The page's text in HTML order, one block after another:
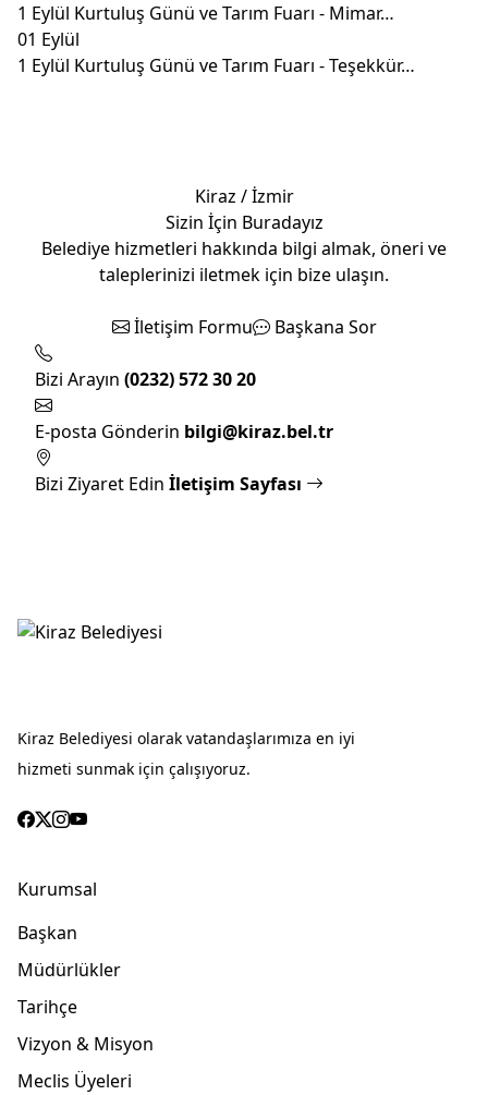
1 Eylül Kurtuluş Günü ve Tarım Fuarı - Mimar…
01 Eylül
1 Eylül Kurtuluş Günü ve Tarım Fuarı - Teşekkür…
Kiraz / İzmir
Sizin İçin Buradayız
Belediye hizmetleri hakkında bilgi almak, öneri ve
taleplerinizi iletmek için bize ulaşın.
İletişim Formu Başkana Sor
Bizi Arayın (0232) 572 30 20
E-posta Gönderin bilgi@kiraz.bel.tr
Bizi Ziyaret Edin İletişim Sayfası
Kiraz Belediyesi olarak vatandaşlarımıza en iyi
hizmeti sunmak için çalışıyoruz.
Kurumsal
Başkan
Müdürlükler
Tarihçe
Vizyon & Misyon
Meclis Üyeleri